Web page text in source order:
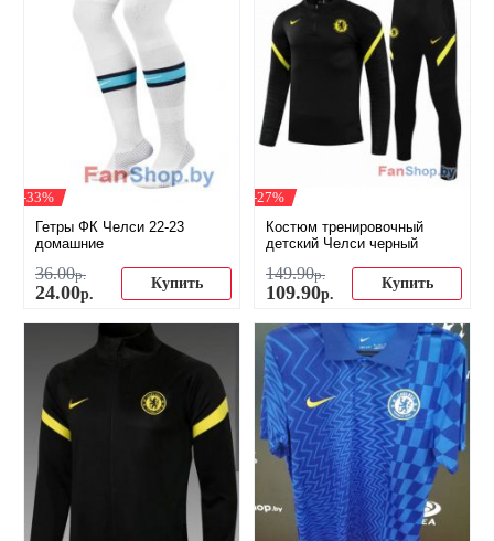
-33%
Гетры ФК Челси 22-23
домашние
36.00р.
24.00р.
Купить
-27%
Костюм тренировочный
детский Челси черный
149.90р.
109.90р.
Купить